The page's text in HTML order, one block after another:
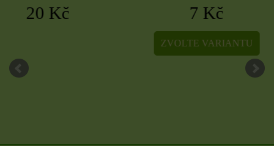
7 Kč
ZVOLTE